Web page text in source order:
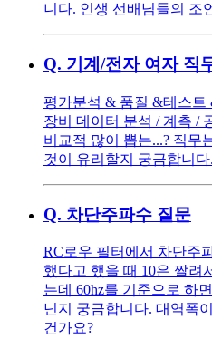
니다. 인생 선배님들의 조
Q. 기계/전자 여자 직
평가분석 & 품질 &테스
장비 데이터 분석 / 계측 /
비교적 많이 뽑는...? 직무
것이 유리할지 궁금합니다.
Q. 차단주파수 질문
RC로우 필터에서 차단주
했다고 했을 때 10은 짤려
는데 60hz를 기준으로 하
닌지 궁금합니다. 대역폭
건가요?